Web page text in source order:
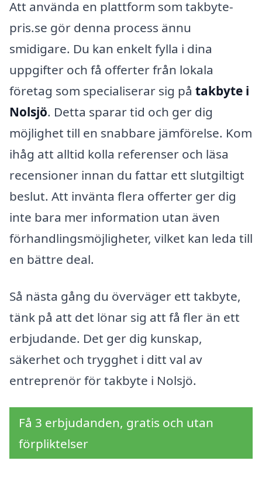
Att använda en plattform som takbyte-
pris.se gör denna process ännu
smidigare. Du kan enkelt fylla i dina
uppgifter och få offerter från lokala
företag som specialiserar sig på takbyte i
Nolsjö. Detta sparar tid och ger dig
möjlighet till en snabbare jämförelse. Kom
ihåg att alltid kolla referenser och läsa
recensioner innan du fattar ett slutgiltigt
beslut. Att invänta flera offerter ger dig
inte bara mer information utan även
förhandlingsmöjligheter, vilket kan leda till
en bättre deal.
Så nästa gång du överväger ett takbyte,
tänk på att det lönar sig att få fler än ett
erbjudande. Det ger dig kunskap,
säkerhet och trygghet i ditt val av
entreprenör för takbyte i Nolsjö.
Få 3 erbjudanden, gratis och utan
förpliktelser